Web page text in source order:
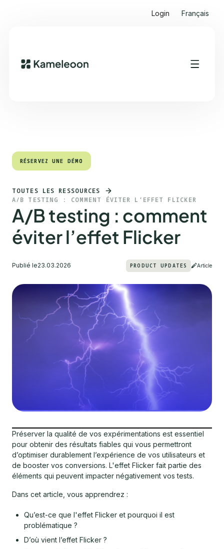
Login Français
Sommaire
RÉSERVEZ UNE DÉMO
RÉSERVEZ UNE DÉMO
TOUTES LES RESSOURCES
A/B TESTING : COMMENT ÉVITER L’EFFET FLICKER
A/B testing : comment
éviter l’effet Flicker
Publié le23.03.2026 PRODUCT UPDATES Article
Préserver la qualité de vos expérimentations est essentiel
pour obtenir des résultats fiables qui vous permettront
d’optimiser durablement l’expérience de vos utilisateurs et
de booster vos conversions. L'effet Flicker fait partie des
éléments qui peuvent impacter négativement vos tests.
Dans cet article, vous apprendrez :
Qu’est-ce que l'effet Flicker et pourquoi il est
problématique ?
D’où vient l’effet Flicker ?